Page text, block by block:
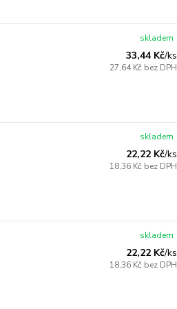
33,44 Kč/ks
27,64 Kč bez DPH
skladem
22,22 Kč/ks
18,36 Kč bez DPH
skladem
22,22 Kč/ks
18,36 Kč bez DPH
skladem